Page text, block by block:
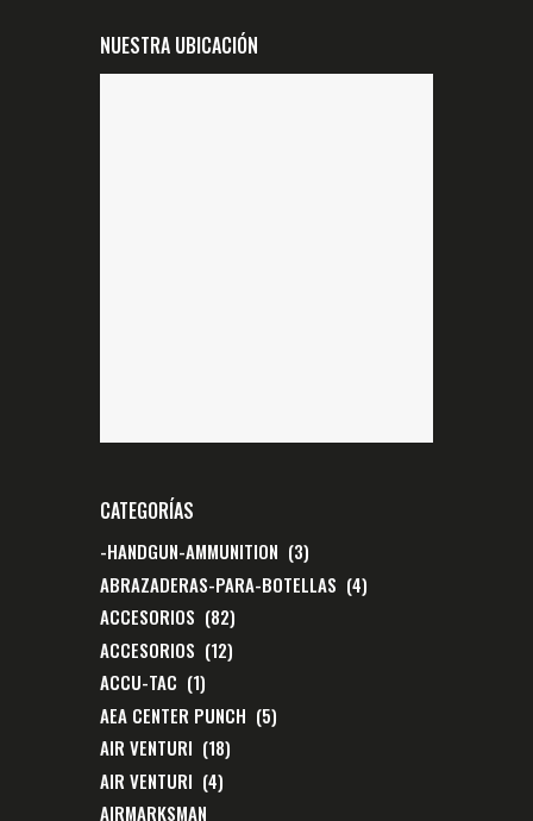
NUESTRA UBICACIÓN
CATEGORÍAS
-HANDGUN-AMMUNITION (3)
ABRAZADERAS-PARA-BOTELLAS (4)
ACCESORIOS (82)
ACCESORIOS (12)
ACCU-TAC (1)
AEA CENTER PUNCH (5)
AIR VENTURI (18)
AIR VENTURI (4)
AIRMARKSMAN